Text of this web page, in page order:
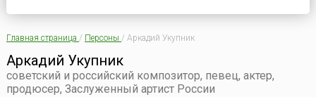
Главная страница / Персоны / Аркадий Укупник
Аркадий Укупник
советский и российский композитор, певец, актер,
продюсер, Заслуженный артист России